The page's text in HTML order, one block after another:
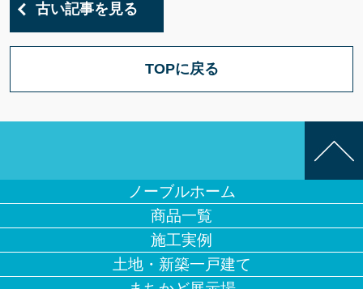
古い記事を見る
TOPに戻る
ノーブルホーム
商品一覧
施工実例
土地・新築一戸建て